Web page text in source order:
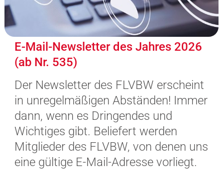
E-Mail-Newsletter des Jahres 2026
(ab Nr. 535)
Der Newsletter des FLVBW erscheint
in unregelmäßigen Abständen! Immer
dann, wenn es Dringendes und
Wichtiges gibt. Beliefert werden
Mitglieder des FLVBW, von denen uns
eine gültige E-Mail-Adresse vorliegt.